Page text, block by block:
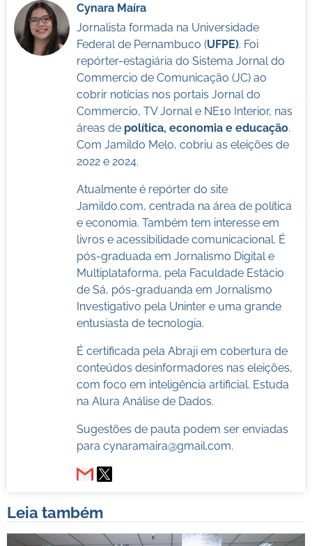
Cynara Maíra
Jornalista formada na Universidade
Federal de Pernambuco (UFPE). Foi
repórter-estagiária do Sistema Jornal do
Commercio de Comunicação (JC) ao
cobrir notícias nos portais Jornal do
Commercio, TV Jornal e NE10 Interior, nas
áreas de política, economia e educação.
Com Jamildo Melo, cobriu as eleições de
2022 e 2024.
Atualmente é repórter do site
Jamildo.com, centrada na área de política
e economia. Também tem interesse em
livros e acessibilidade comunicacional. É
pós-graduada em Jornalismo Digital e
Multiplataforma, pela Faculdade Estácio
de Sá, pós-graduanda em Jornalismo
Investigativo pela Uninter e uma grande
entusiasta de tecnologia.
É certificada pela Abraji em cobertura de
conteúdos desinformadores nas eleições,
com foco em inteligência artificial. Estuda
na Alura Análise de Dados.
Sugestões de pauta podem ser enviadas
para cynaramaira@gmail.com.
Leia também